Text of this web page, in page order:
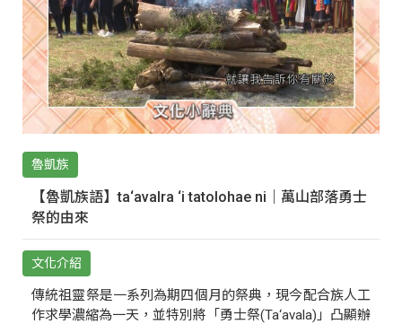
魯凱族
【魯凱族語】ta‘avalra ‘i tatolohae ni｜萬山部落勇士
祭的由來
文化介紹
傳統祖靈祭是一系列為期四個月的祭典，現今配合族人工
作求學濃縮為一天，並特別將「勇士祭(Ta‘avala)」凸顯辦